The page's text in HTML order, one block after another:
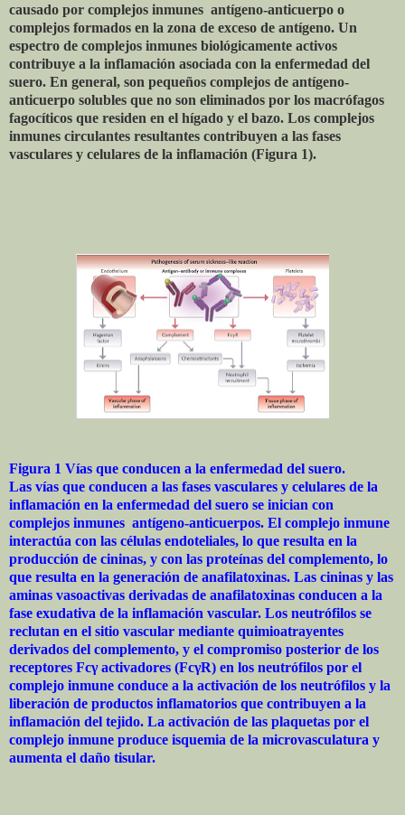
causado por complejos inmunes antígeno-anticuerpo o
complejos formados en la zona de exceso de antígeno. Un
espectro de complejos inmunes biológicamente activos
contribuye a la inflamación asociada con la enfermedad del
suero. En general, son pequeños complejos de antígeno-
anticuerpo solubles que no son eliminados por los macrófagos
fagocíticos que residen en el hígado y el bazo. Los complejos
inmunes circulantes resultantes contribuyen a las fases
vasculares y celulares de la inflamación (Figura 1).
Figura 1 Vías que conducen a la enfermedad del suero.
Las vías que conducen a las fases vasculares y celulares de la
inflamación en la enfermedad del suero se inician con
complejos inmunes antígeno-anticuerpos. El complejo inmune
interactúa con las células endoteliales, lo que resulta en la
producción de cininas, y con las proteínas del complemento, lo
que resulta en la generación de anafilatoxinas. Las cininas y las
aminas vasoactivas derivadas de anafilatoxinas conducen a la
fase exudativa de la inflamación vascular. Los neutrófilos se
reclutan en el sitio vascular mediante quimioatrayentes
derivados del complemento, y el compromiso posterior de los
receptores Fcγ activadores (FcγR) en los neutrófilos por el
complejo inmune conduce a la activación de los neutrófilos y la
liberación de productos inflamatorios que contribuyen a la
inflamación del tejido. La activación de las plaquetas por el
complejo inmune produce isquemia de la microvasculatura y
aumenta el daño tisular.